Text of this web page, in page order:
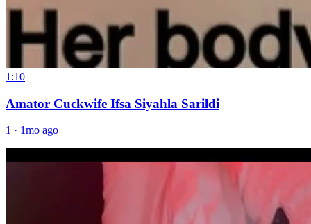
1:10
Amator Cuckwife Ifsa Siyahla Sarildi
1 · 1mo ago